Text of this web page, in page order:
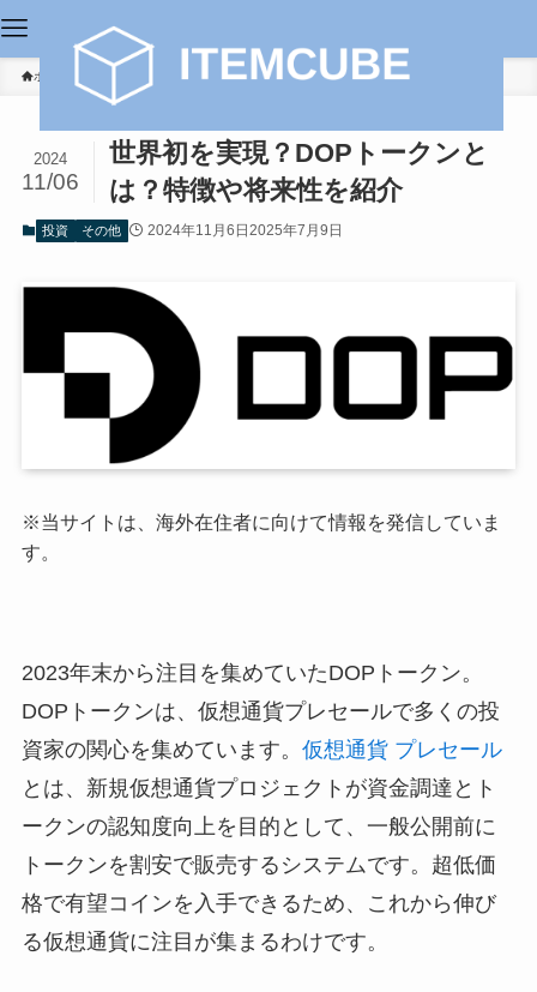
ホーム
世界初を実現？DOPトークンと
は？特徴や将来性を紹介
2024
11/06
投資 その他 2024年11月6日 2025年7月9日
※当サイトは、海外在住者に向けて情報を発信していま
す。
2023年末から注目を集めていたDOPトークン。
DOPトークンは、仮想通貨プレセールで多くの投
資家の関心を集めています。 仮想通貨 プレセール
とは、新規仮想通貨プロジェクトが資金調達とト
ークンの認知度向上を目的として、一般公開前に
トークンを割安で販売するシステムです。超低価
格で有望コインを入手できるため、これから伸び
る仮想通貨に注目が集まるわけです。